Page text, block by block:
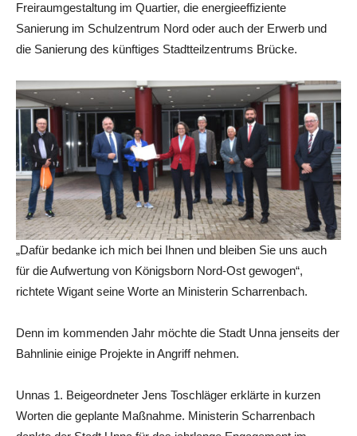
Freiraumgestaltung im Quartier, die energieeffiziente
Sanierung im Schulzentrum Nord oder auch der Erwerb und
die Sanierung des künftiges Stadtteilzentrums Brücke.
„Dafür bedanke ich mich bei Ihnen und bleiben Sie uns auch
für die Aufwertung von Königsborn Nord-Ost gewogen“,
richtete Wigant seine Worte an Ministerin Scharrenbach.
Denn im kommenden Jahr möchte die Stadt Unna jenseits der
Bahnlinie einige Projekte in Angriff nehmen.
Unnas 1. Beigeordneter Jens Toschläger erklärte in kurzen
Worten die geplante Maßnahme. Ministerin Scharrenbach